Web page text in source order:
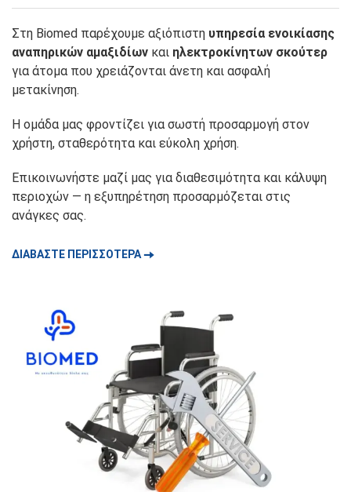
Στη Biomed παρέχουμε αξιόπιστη υπηρεσία ενοικίασης
αναπηρικών αμαξιδίων και ηλεκτροκίνητων σκούτερ
για άτομα που χρειάζονται άνετη και ασφαλή
μετακίνηση.
Η ομάδα μας φροντίζει για σωστή προσαρμογή στον
χρήστη, σταθερότητα και εύκολη χρήση.
Επικοινωνήστε μαζί μας για διαθεσιμότητα και κάλυψη
περιοχών — η εξυπηρέτηση προσαρμόζεται στις
ανάγκες σας.
ΔΙΑΒΑΣΤΕ ΠΕΡΙΣΣΟΤΕΡΑ🠆